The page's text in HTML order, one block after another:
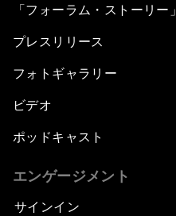
「フォーラム・ストーリー」
プレスリリース
フォトギャラリー
ビデオ
ポッドキャスト
エンゲージメント
サインイン